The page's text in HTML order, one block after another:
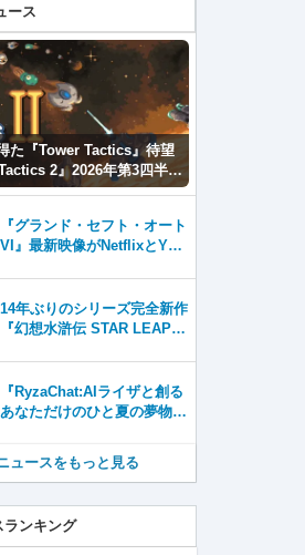
ース
た『Tower Tactics』待望
2』2026年第3四半期
『グランド・セフト・オート
VI』最新映像がNetflixとYou
14年ぶりのシリーズ完全新作
『幻想水滸伝 STAR LEAP』
『RyzaChat:AIライザと創る
あなただけのひと夏の夢物
テムはこれまでにない新鮮な
レポート】
ュースをもっと見る
ランキング